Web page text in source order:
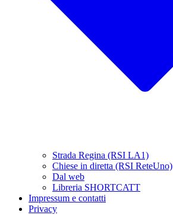
Strada Regina (RSI LA1)
Chiese in diretta (RSI ReteUno)
Dal web
Libreria SHORTCATT
Impressum e contatti
Privacy